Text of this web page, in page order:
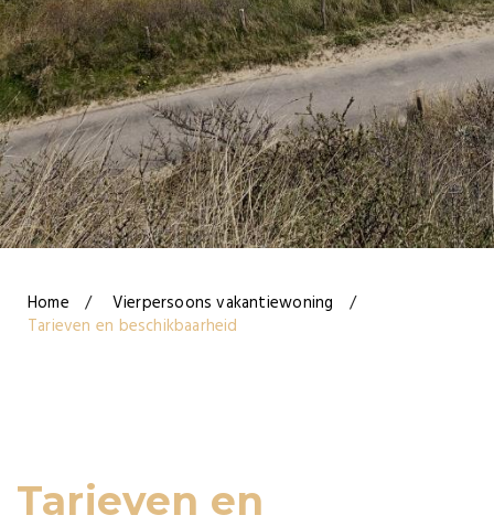
Home
Vierpersoons vakantiewoning
Tarieven en beschikbaarheid
Tarieven en